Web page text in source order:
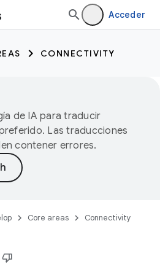
Acceder
CONNECTIVITY
de IA para traducir
Las traducciones
contener errores.
Core areas
Connectivity